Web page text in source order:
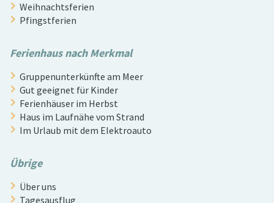
Weihnachtsferien
Pfingstferien
Ferienhaus nach Merkmal
Gruppenunterkünfte am Meer
Gut geeignet für Kinder
Ferienhäuser im Herbst
Haus im Laufnähe vom Strand
Im Urlaub mit dem Elektroauto
Übrige
Über uns
Tagesausflug